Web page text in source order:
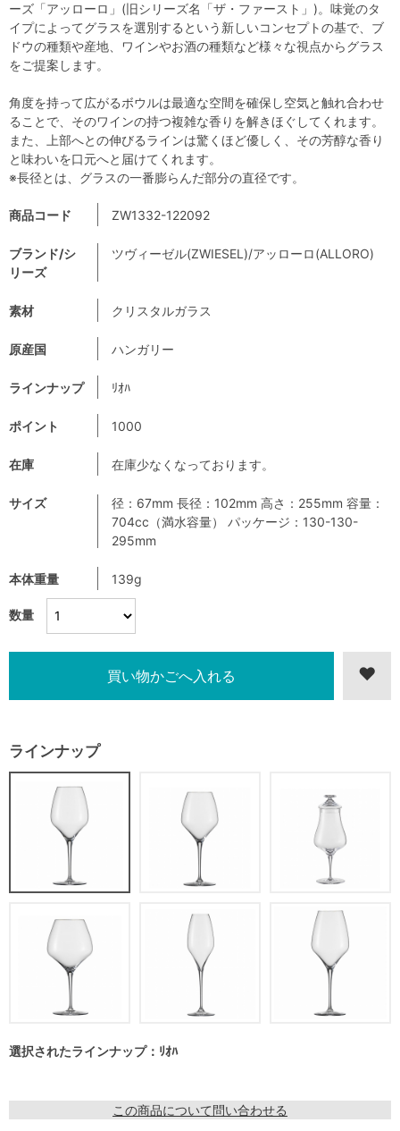
数量
商品コード ZW1332-122092
ブランド/シ
リーズ
ツヴィーゼル(ZWIESEL)/アッローロ(ALLORO)
素材 クリスタルガラス
原産国 ハンガリー
ラインナップ ﾘｵﾊ
ポイント 1000
在庫 在庫少なくなっております。
サイズ
径：67mm 長径：102mm 高さ：255mm 容量：
704cc（満水容量） パッケージ：130-130-
295mm
本体重量 139g
ラインナップ
選択されたラインナップ：ﾘｵﾊ
この商品について問い合わせる
ーズ「アッローロ」(旧シリーズ名「ザ・ファースト」)。味覚のタ
イプによってグラスを選別するという新しいコンセプトの基で、ブ
ドウの種類や産地、ワインやお酒の種類など様々な視点からグラス
をご提案します。
角度を持って広がるボウルは最適な空間を確保し空気と触れ合わせ
ることで、そのワインの持つ複雑な香りを解きほぐしてくれます。
また、上部へとの伸びるラインは驚くほど優しく、その芳醇な香り
と味わいを口元へと届けてくれます。
※長径とは、グラスの一番膨らんだ部分の直径です。